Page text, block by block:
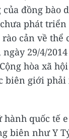
đồng bào
phát
cản về thể
29/4/
hòa xã
biên giới
quốc tế
biên như Y